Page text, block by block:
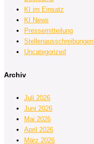
KI im Einsatz
KI News
Pressemitteilung
Stellenausschreibungen
Uncategorized
Archiv
Juli 2026
Juni 2026
Mai 2026
April 2026
März 2026